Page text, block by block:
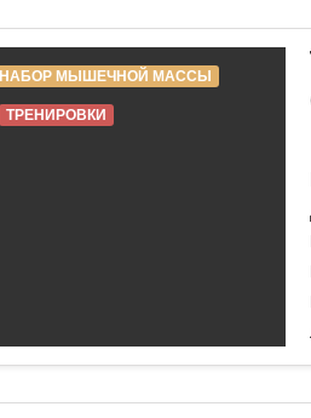
НАБОР МЫШЕЧНОЙ МАССЫ
ТРЕНИРОВКИ